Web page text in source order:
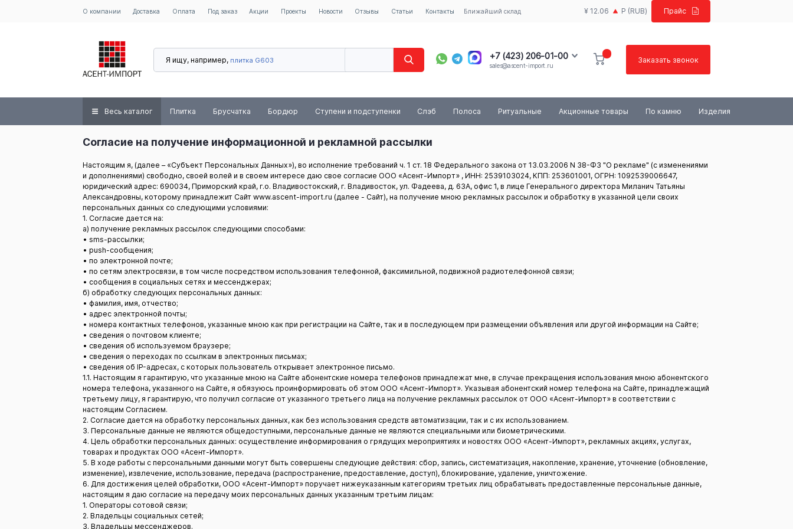
О компании Доставка Оплата Под заказ Акции Проекты Новости Отзывы Статьи Контакты Ближайший склад ¥ 12.06 Р (RUB) Прайс
Я ищу, например, плитка G603
+7 (423) 206-01-00
8 (800) 100-03-84
sales@ascent-import.ru
Заказать звонок
Весь каталог Плитка Брусчатка Бордюр Ступени и подступенки Слэб Полоса Ритуальные Акционные товары По камню Изделия
Согласие на получение информационной и рекламной рассылки
Настоящим я, (далее – «Субъект Персональных Данных»), во исполнение требований ч. 1 ст. 18 Федерального закона от 13.03.2006 N 38-ФЗ "О рекламе" (с изменениями
и дополнениями) свободно, своей волей и в своем интересе даю свое согласие ООО «Асент-Импорт» , ИНН: 2539103024, КПП: 253601001, ОГРН: 1092539006647,
юридический адрес: 690034, Приморский край, г.о. Владивостокский, г. Владивосток, ул. Фадеева, д. 63А, офис 1, в лице Генерального директора Миланич Татьяны
Александровны, которому принадлежит Сайт www.ascent-import.ru (далее - Сайт), на получение мною рекламных рассылок и обработку в указанной цели своих
персональных данных со следующими условиями:
1. Согласие дается на:
a) получение рекламных рассылок следующими способами:
• sms-рассылки;
• push-сообщения;
• по электронной почте;
• по сетям электросвязи, в том числе посредством использования телефонной, факсимильной, подвижной радиотелефонной связи;
• сообщения в социальных сетях и мессенджерах;
б) обработку следующих персональных данных:
• фамилия, имя, отчество;
• адрес электронной почты;
• номера контактных телефонов, указанные мною как при регистрации на Сайте, так и в последующем при размещении объявления или другой информации на Сайте;
• сведения о почтовом клиенте;
• сведения об используемом браузере;
• сведения о переходах по ссылкам в электронных письмах;
• сведения об IP-адресах, с которых пользователь открывает электронное письмо.
1.1. Настоящим я гарантирую, что указанные мною на Сайте абонентские номера телефонов принадлежат мне, в случае прекращения использования мною абонентского
номера телефона, указанного на Сайте, я обязуюсь проинформировать об этом ООО «Асент-Импорт». Указывая абонентский номер телефона на Сайте, принадлежащий
третьему лицу, я гарантирую, что получил согласие от указанного третьего лица на получение рекламных рассылок от ООО «Асент-Импорт» в соответствии с
настоящим Согласием.
2. Согласие дается на обработку персональных данных, как без использования средств автоматизации, так и с их использованием.
3. Персональные данные не являются общедоступными, персональные данные не являются специальными или биометрическими.
4. Цель обработки персональных данных: осуществление информирования о грядущих мероприятиях и новостях ООО «Асент-Импорт», рекламных акциях, услугах,
товарах и продуктах ООО «Асент-Импорт».
5. В ходе работы с персональными данными могут быть совершены следующие действия: сбор, запись, систематизация, накопление, хранение, уточнение (обновление,
изменение), извлечение, использование, передача (распространение, предоставление, доступ), блокирование, удаление, уничтожение.
6. Для достижения целей обработки, ООО «Асент-Импорт» поручает нижеуказанным категориям третьих лиц обрабатывать предоставленные персональные данные,
настоящим я даю согласие на передачу моих персональных данных указанным третьим лицам:
1. Операторы сотовой связи;
2. Владельцы социальных сетей;
3. Владельцы мессенджеров.